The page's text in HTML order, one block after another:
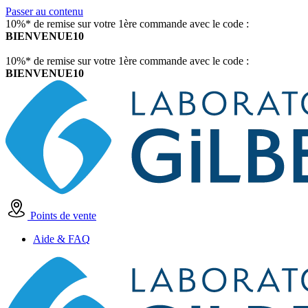
Passer au contenu
10%* de remise sur votre 1ère commande avec le code :
BIENVENUE10
10%* de remise sur votre 1ère commande avec le code :
BIENVENUE10
Points de vente
Aide & FAQ